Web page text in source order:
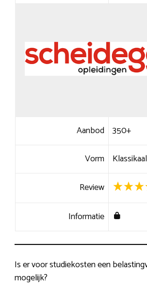
Aanbod 350+
Vorm Klassikaal
Review
Informatie
Is er voor studiekosten een
mogelijk?